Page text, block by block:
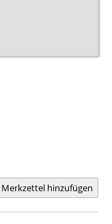
hinzufügen